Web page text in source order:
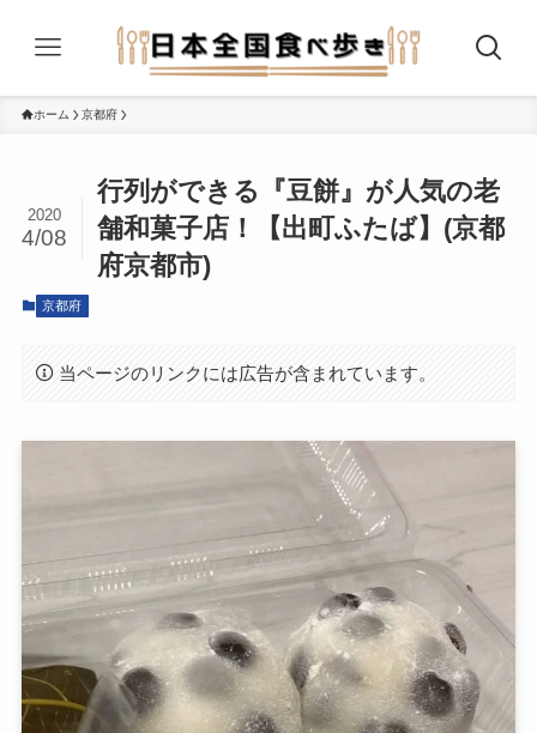
ホーム 京都府
行列ができる『豆餅』が人気の老
舗和菓子店！【出町ふたば】(京都
府京都市)
2020
4/08
京都府
当ページのリンクには広告が含まれています。